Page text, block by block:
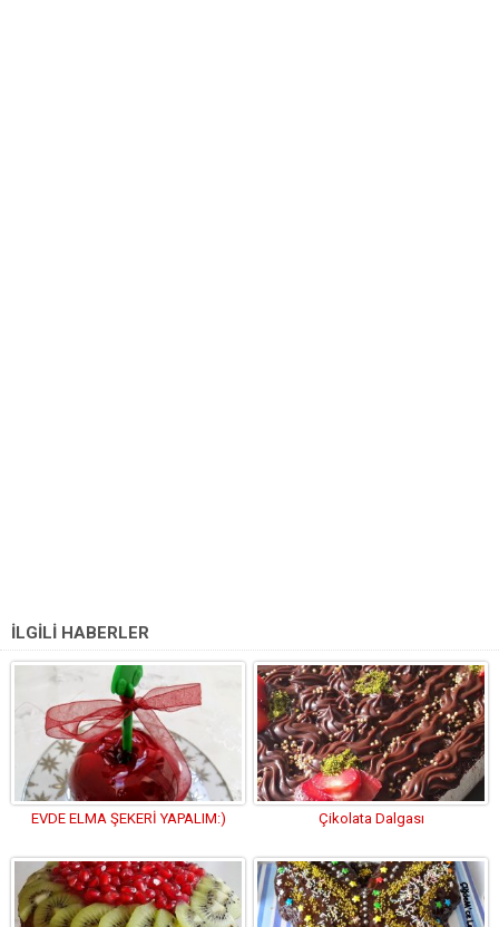
İLGİLİ HABERLER
EVDE ELMA ŞEKERİ YAPALIM:) Çikolata Dalgası